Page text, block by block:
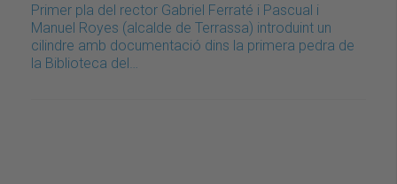
Primer pla del rector Gabriel Ferraté i Pascual i
Manuel Royes (alcalde de Terrassa) introduint un
cilindre amb documentació dins la primera pedra de
la Biblioteca del…